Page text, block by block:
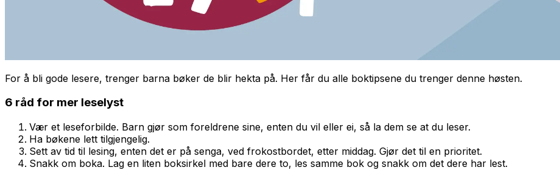
For å bli gode lesere, trenger barna bøker de blir hekta på. Her får du alle boktipsene du trenger denne høsten.
6 råd for mer leselyst
Vær et leseforbilde. Barn gjør som foreldrene sine, enten du vil eller ei, så la dem se at du leser.
Ha bøkene lett tilgjengelig.
Sett av tid til lesing, enten det er på senga, ved frokostbordet, etter middag. Gjør det til en prioritet.
Snakk om boka. Lag en liten boksirkel med bare dere to, les samme bok og snakk om det dere har lest.